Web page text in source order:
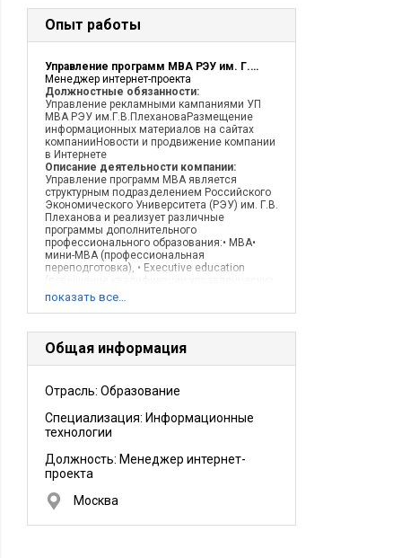
Опыт работы
Управление программ MBA РЭУ им. Г.В.Плеханова
Менеджер интернет-проекта
Должностные обязанности:
Управление рекламными кампаниями УП
MBA РЭУ им.Г.В.ПлехановаРазмещение
информационных материалов на сайтах
компанииНовости и продвижение компании
в Интернете
Описание деятельности компании:
Управление программ МВА является
структурным подразделением Российского
Экономического Университета (РЭУ) им. Г.В.
Плеханова и реализует различные
программы дополнительного
профессионального образования:• МВА•
мини-МВА (профессиональная
переподготовка), • Executive education
кадров, преимущественно – высшего и
показать все…
Общая информация
Отрасль: Образование
Специализация: Информационные
технологии
Должность: Менеджер интернет-
проекта
Москва